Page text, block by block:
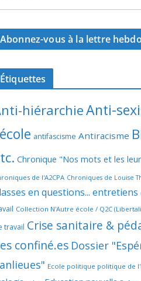
Abonnez-vous à la lettre
Étiquettes
hiérarchieAnti-
antifascisme Antiracisme
Chronique "Nos mots et les
de l'A2CPA Chroniques de Louise
en questions... entretiens
Collection N'Autre école / Q2C
travail Crise sanitaire &
confiné.es Dossier
Ecole politique politique de